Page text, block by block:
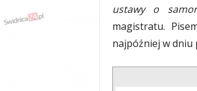
ustawy o
magistratu.
najpóźniej w dniu